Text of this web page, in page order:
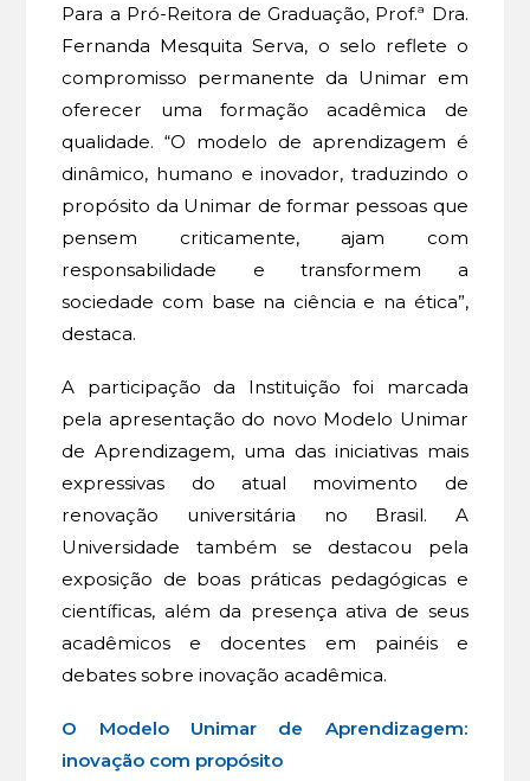
Para a Pró-Reitora de Graduação, Prof.ª Dra.
Fernanda Mesquita Serva, o selo reflete o
compromisso permanente da Unimar em
oferecer uma formação acadêmica de
qualidade. “O modelo de aprendizagem é
dinâmico, humano e inovador, traduzindo o
propósito da Unimar de formar pessoas que
pensem criticamente, ajam com
responsabilidade e transformem a
sociedade com base na ciência e na ética”,
destaca.
A participação da Instituição foi marcada
pela apresentação do novo Modelo Unimar
de Aprendizagem, uma das iniciativas mais
expressivas do atual movimento de
renovação universitária no Brasil. A
Universidade também se destacou pela
exposição de boas práticas pedagógicas e
científicas, além da presença ativa de seus
acadêmicos e docentes em painéis e
debates sobre inovação acadêmica.
O Modelo Unimar de Aprendizagem:
inovação com propósito